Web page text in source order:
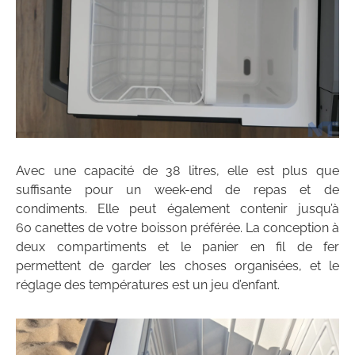
Avec une capacité de 38 litres, elle est plus que
suffisante pour un week-end de repas et de
condiments. Elle peut également contenir jusqu’à
60 canettes de votre boisson préférée. La conception à
deux compartiments et le panier en fil de fer
permettent de garder les choses organisées, et le
réglage des températures est un jeu d’enfant.